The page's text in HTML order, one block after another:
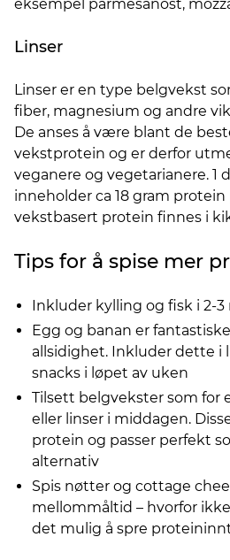
eksempel parmesanost,
Linser
Linser er en type belgvekst
fiber, magnesium og andre
De anses å være blant de
vekstprotein og er derfor
veganere og vegetarianere. 1
inneholder ca 18 gram protein
vekstbasert protein finnes i
Tips for å spise mer
Inkluder kylling og fisk i 2-
Egg og banan er
allsidighet. Inkluder dette i
snacks i løpet av uken
Tilsett belgvekster som for
eller linser i middagen.
protein og passer perfekt
alternativ
Spis nøtter og cottage
mellommåltid – hvorfor
det mulig å spre